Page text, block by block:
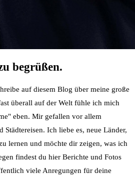
begrüßen.
auf diesem Blog über meine große
überall auf der Welt fühle ich mich
eben. Mir gefallen vor allem
Ich liebe es, neue Länder,
lernen und möchte dir zeigen, was ich
findest du hier Berichte und Fotos
viele Anregungen für deine